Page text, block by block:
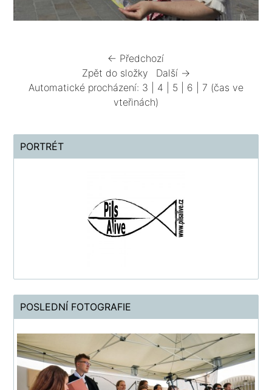
← Předchozí
Zpět do složky
Další →
Automatické procházení: 3 4 5 6 7 (čas ve
vteřinách)
PORTRÉT
POSLEDNÍ FOTOGRAFIE